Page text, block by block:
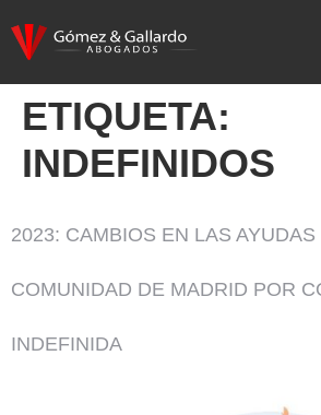
ETIQUETA:
INDEFINIDOS
2023: CAMBIOS EN LAS AYUDAS
COMUNIDAD DE MADRID POR
INDEFINIDA